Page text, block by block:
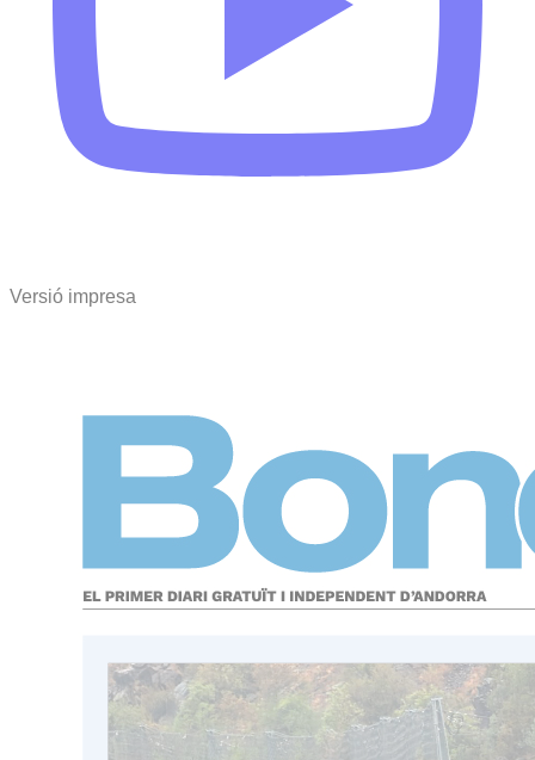
Versió impresa